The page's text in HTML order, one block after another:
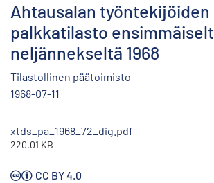
Ahtausalan työntekijöiden
palkkatilasto
neljännekseltä 1968
Tilastollinen päätoimisto
1968-07-11
xtds_pa_1968_72_dig.pdf
220.01 KB
CC BY 4.0